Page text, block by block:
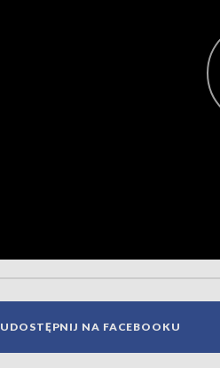
UDOSTĘPNIJ NA FACEBOOKU